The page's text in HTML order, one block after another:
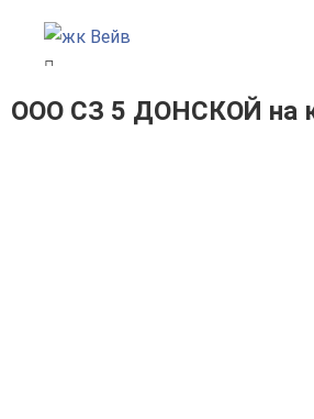
ООО СЗ 5 ДОНСКОЙ на